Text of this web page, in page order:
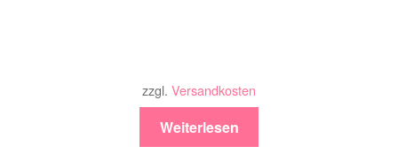
zzgl. Versandkosten
Weiterlesen